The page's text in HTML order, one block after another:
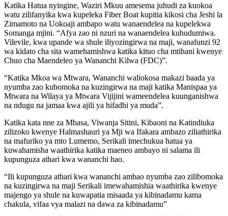
Katika Hatua nyingine, Waziri Mkuu amesema juhudi za kuokoa
watu zilifanyika kwa kupeleka Fiber Boat kupitia kikosi cha Jeshi la
Zimamoto na Uokoaji ambapo watu wanaendelea na kupelekwa
Somanga mjini. “Afya zao ni nzuri na wanaendelea kuhudumiwa.
Vilevile, kwa upande wa shule iliyozingirwa na maji, wanafunzi 92
wa kidato cha sita wamehamishwa katika kituo cha mtihani kwenye
Chuo cha Maendeleo ya Wananchi Kilwa (FDC)”.
“Katika Mkoa wa Mtwara, Wananchi waliokosa makazi baada ya
nyumba zao kubomoka na kuzingirwa na maji katika Manispaa ya
Mtwara na Wilaya ya Mtwara Vijijini wameendelea kuunganishwa
na ndugu na jamaa kwa ajili ya hifadhi ya muda”.
Katika kata nne za Mbasa, Viwanja Sitini, Kibaoni na Katindiuka
zilizoko kwenye Halmashauri ya Mji wa Ifakara ambazo ziliathirika
na mafuriko ya mto Lumemo, Serikali imechukua hatua ya
kuwahamisha waathirika katika maeneo ambayo ni salama ili
kupunguza athari kwa wananchi hao.
“Ili kupunguza athari kwa wananchi ambao nyumba zao zilibomoka
na kuzingirwa na maji Serikali imewahamishia waathirika kwenye
majengo ya shule na kuwapatia misaada ya kibinadamu kama
chakula, vifaa vya malazi na dawa za kibinadamu”